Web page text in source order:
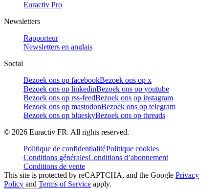
Euractiv Pro
Newsletters
Rapporteur
Newsletters en anglais
Social
Bezoek ons op facebookBezoek ons op x
Bezoek ons op linkedinBezoek ons op youtube
Bezoek ons op rss-feedBezoek ons op instagram
Bezoek ons op mastodonBezoek ons op telegram
Bezoek ons op blueskyBezoek ons op threads
© 2026 Euractiv FR. All rights reserved.
Politique de confidentialitéPolitique cookies
Conditions généralesConditions d’abonnement
Conditions de vente
This site is protected by reCAPTCHA, and the Google Privacy
Policy and Terms of Service apply.